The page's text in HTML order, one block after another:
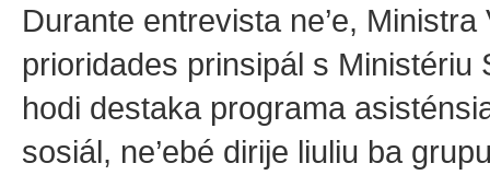
Durante entrevista ne’e,
prioridades prinsipál s
hodi destaka programa
sosiál, ne’ebé dirije liuliu ba